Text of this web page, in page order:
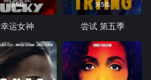
第5集
幸运女神
第5集
尝试 第五季